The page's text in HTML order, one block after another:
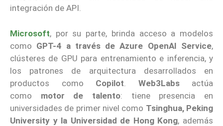
integración de API.
Microsoft, por su parte, brinda acceso a modelos
como GPT-4 a través de Azure OpenAI Service,
clústeres de GPU para entrenamiento e inferencia, y
los patrones de arquitectura desarrollados en
productos como Copilot Web3Labs actúa
como motor de talento: tiene presencia en
universidades de primer nivel como Tsinghua, Peking
University y la Universidad de Hong Kong, además